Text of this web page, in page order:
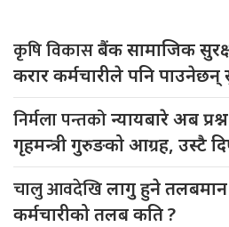
कृषि विकासबैंक सामाजिक
करार कर्मचारीले पनि पाउनेछन्
निर्मला पन्तकोन्यायबारे अब
गृहमन्त्री गुरुङको आग्रह, उस्टै
चालु आवदेखिलागु हुने
कर्मचारीको तलब कति ?